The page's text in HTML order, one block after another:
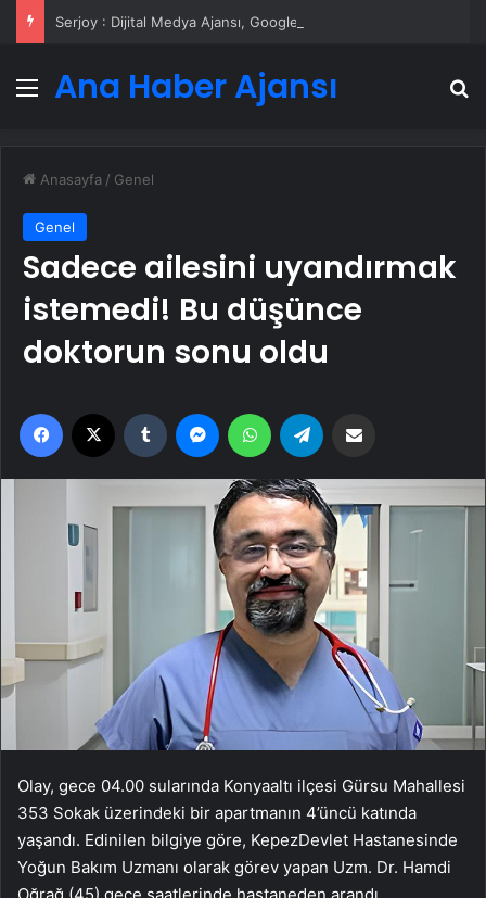
Menü
Ana Haber Ajansı
Anasayfa / Genel
Genel
Sadece ailesini uyandırmak
istemedi! Bu düşünce
doktorun sonu oldu
Facebook Tumblr MessengerWhatsApp
Olay, gece 04.00 sularında Konyaaltı ilçesi Gürsu Mahallesi
353 Sokak üzerindeki bir apartmanın 4’üncü katında
yaşandı. Edinilen bilgiye göre, KepezDevlet Hastanesinde
Yoğun Bakım Uzmanı olarak görev yapan Uzm. Dr. Hamdi